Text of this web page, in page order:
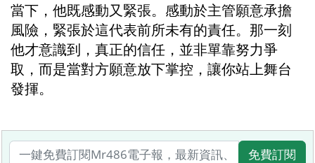
當下，他既感動又緊張。感動於主管願意承擔
風險，緊張於這代表前所未有的責任。那一刻
他才意識到，真正的信任，並非單靠努力爭
取，而是當對方願意放下掌控，讓你站上舞台
發揮。
免費訂閱